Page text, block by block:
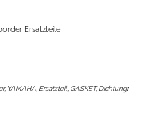
Ersatzteile
YAMAHA, Ersatzteil, GASKET, Dichtung: